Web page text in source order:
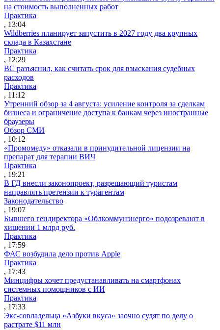
на стоимость выполненных работ
Практика
, 13:04
Wildberries планирует запустить в 2027 году два крупных
склада в Казахстане
Практика
, 12:29
ВС разъяснил, как считать срок для взыскания судебных
расходов
Практика
, 11:12
Утренний обзор за 4 августа: усиление контроля за сделкам
бизнеса и ограничение доступа к банкам через иностранные
браузеры
Обзор СМИ
, 10:12
«Промомеду» отказали в принудительной лицензии на
препарат для терапии ВИЧ
Практика
, 19:21
В ГД внесли законопроект, разрешающий туристам
направлять претензии к турагентам
Законодательство
, 19:07
Бывшего гендиректора «Облкоммунэнерго» подозревают в
хищении 1 млрд руб.
Практика
, 17:59
ФАС возбудила дело против Apple
Практика
, 17:43
Минцифры хочет предустанавливать на смартфонах
системных помощников с ИИ
Практика
, 17:33
Экс-совладельца «Азбуки вкуса» заочно судят по делу о
растрате $11 млн